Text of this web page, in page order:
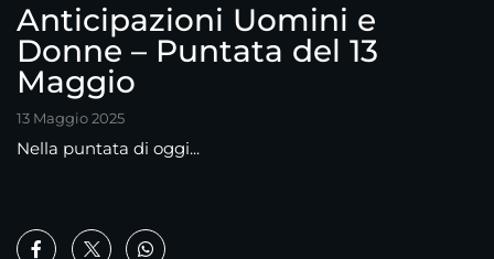
Anticipazioni Uomini e
Donne – Puntata del 13
Maggio
13 Maggio 2025
Nella puntata di oggi...